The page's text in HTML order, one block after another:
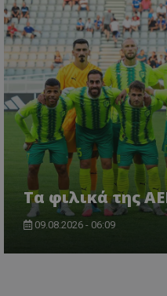
Τα φιλικά της
09.08.2026 - 06:09